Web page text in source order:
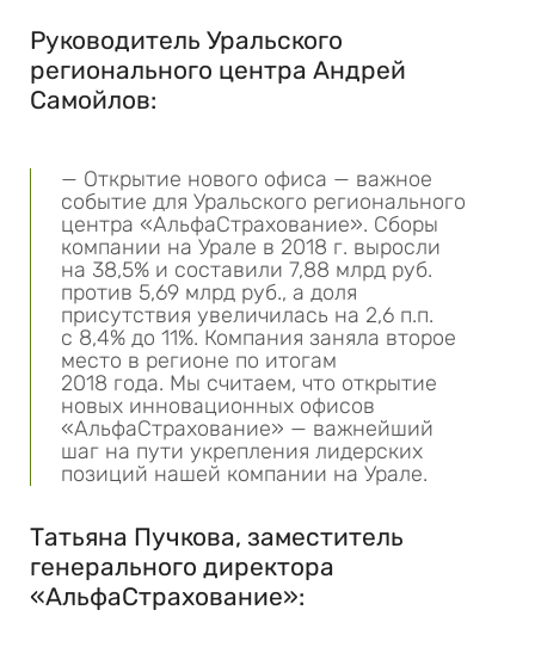
Руководитель Уральского
регионального центра Андрей
Самойлов:
— Открытие нового офиса — важное
событие для Уральского регионального
центра «АльфаСтрахование». Сборы
компании на Урале в 2018 г. выросли
на 38,5% и составили 7,88 млрд руб.
против 5,69 млрд руб., а доля
присутствия увеличилась на 2,6 п.п.
с 8,4% до 11%. Компания заняла второе
место в регионе по итогам
2018 года. Мы считаем, что открытие
новых инновационных офисов
«АльфаСтрахование» — важнейший
шаг на пути укрепления лидерских
позиций нашей компании на Урале.
Татьяна Пучкова, заместитель
генерального директора
«АльфаСтрахование»: